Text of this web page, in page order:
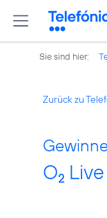
Sie sind hier:
Zurück zu
O2